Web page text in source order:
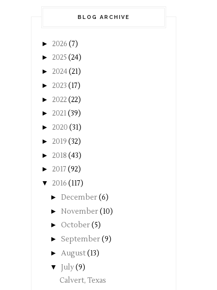
BLOG ARCHIVE
► 2026 (7)
► 2025 (24)
► 2024(21)
► 2023 (17)
► 2022(22)
► 2021(39)
► 2020 (31)
► 2019 (32)
► 2018 (43)
► 2017 (92)
▼ 2016 (117)
► December(6)
► November(10)
► October(5)
► September(9)
► August(13)
▼ July(9)
Calvert, Texas